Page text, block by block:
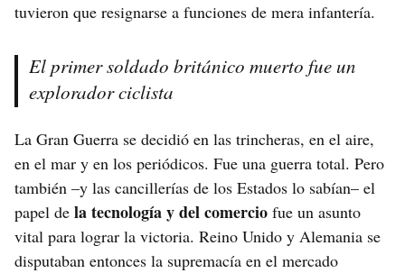
tuvieron que resignarse a funciones de mera infantería.
El primer soldado británico muerto fue un
explorador ciclista
La Gran Guerra se decidió en las trincheras, en el aire,
en el mar y en los periódicos. Fue una guerra total. Pero
también –y las cancillerías de los Estados lo sabían– el
papel de la tecnología y del comercio fue un asunto
vital para lograr la victoria. Reino Unido y Alemania se
disputaban entonces la supremacía en el mercado